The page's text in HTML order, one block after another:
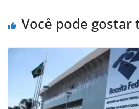
Você pode gostar